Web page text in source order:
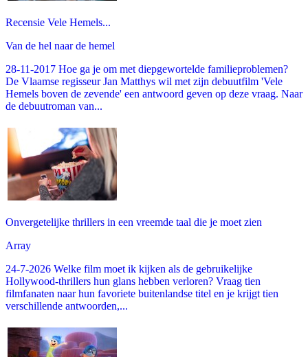
Recensie Vele Hemels...
Van de hel naar de hemel
28-11-2017 Hoe ga je om met diepgewortelde familieproblemen?
De Vlaamse regisseur Jan Matthys wil met zijn debuutfilm 'Vele
Hemels boven de zevende' een antwoord geven op deze vraag. Naar
de debuutroman van...
Onvergetelijke thrillers in een vreemde taal die je moet zien
Array
24-7-2026 Welke film moet ik kijken als de gebruikelijke
Hollywood-thrillers hun glans hebben verloren? Vraag tien
filmfanaten naar hun favoriete buitenlandse titel en je krijgt tien
verschillende antwoorden,...